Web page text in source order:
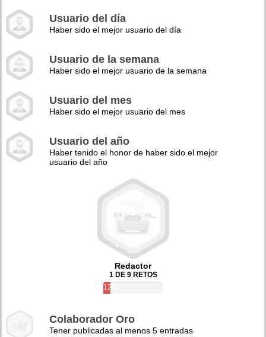
Usuario del día
Haber sido el mejor usuario del día
Usuario de la semana
Haber sido el mejor usuario de la semana
Usuario del mes
Haber sido el mejor usuario del mes
Usuario del año
Haber tenido el honor de haber sido el mejor
usuario del año
Redactor
1 DE 9 RETOS
12%
Colaborador Oro
Tener publicadas al menos 5 entradas